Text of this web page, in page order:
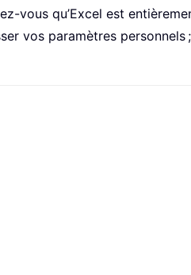
vous qu’Excel est
vos paramètres